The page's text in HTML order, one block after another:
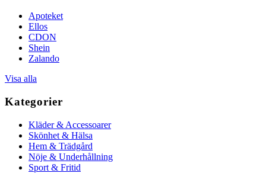
Apoteket
Ellos
CDON
Shein
Zalando
Visa alla
Kategorier
Kläder & Accessoarer
Skönhet & Hälsa
Hem & Trädgård
Nöje & Underhållning
Sport & Fritid